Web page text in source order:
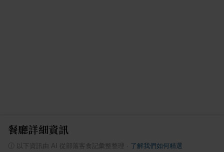
餐廳詳細資訊
以下資訊由 AI 從部落客食記彙整整理 了解我們如何精選